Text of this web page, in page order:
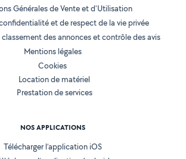
Générales de Vente et d'Utilisation
et de respect de la vie privée
des annonces et contrôle des avis
Mentions légales
Cookies
Location de matériel
Prestation de services
NOS APPLICATIONS
Télécharger l’application iOS